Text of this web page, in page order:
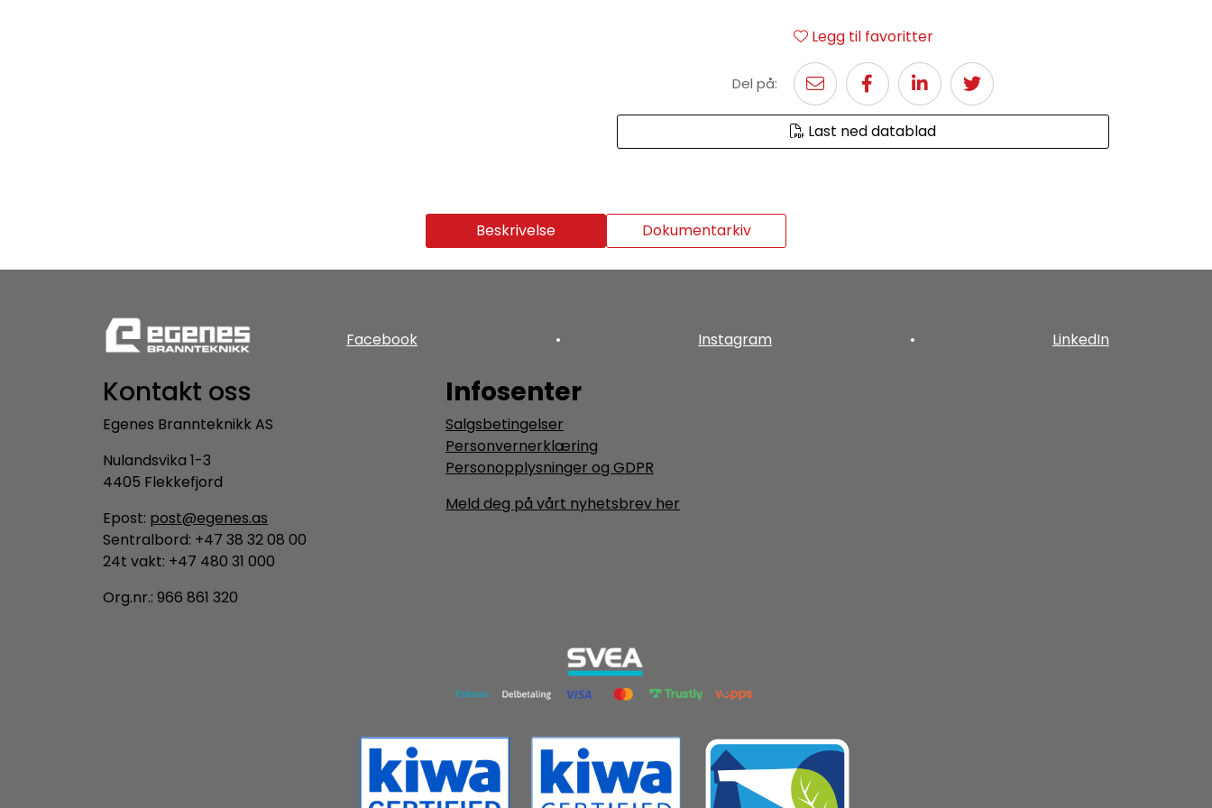
Legg til favoritter
Del på:
Last ned datablad
Beskrivelse Dokumentarkiv
Facebook • Instagram • LinkedIn
Kontakt oss
Egenes Brannteknikk AS
Nulandsvika 1-3
4405 Flekkefjord
Epost: post@egenes.as
Sentralbord: +47 38 32 08 00
24t vakt: +47 480 31 000
Org.nr.: 966 861 320
Infosenter
Salgsbetingelser
Personvernerklæring
Personopplysninger og GDPR
Meld deg på vårt nyhetsbrev her